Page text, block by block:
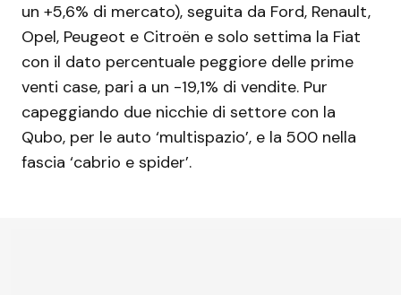
un +5,6% di mercato), seguita da Ford, Renault,
Opel, Peugeot e Citroën e solo settima la Fiat
con il dato percentuale peggiore delle prime
venti case, pari a un -19,1% di vendite. Pur
capeggiando due nicchie di settore con la
Qubo, per le auto ‘multispazio’, e la 500 nella
fascia ‘cabrio e spider’.